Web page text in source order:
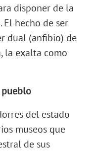
disponer de la
hecho de ser
dual (anfibio) de
la exalta como
del estado
museos que
de sus